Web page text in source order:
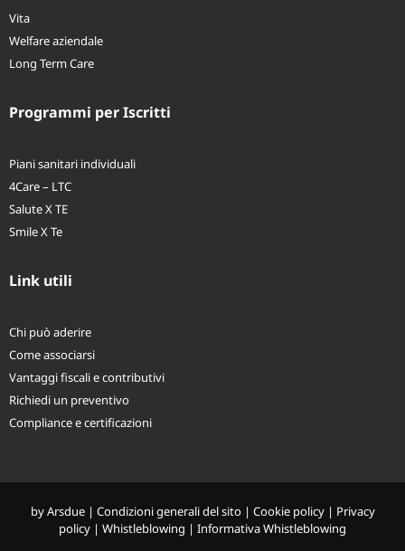
IPM
Vita
Welfare aziendale
Programmi per Iscritti
Piani sanitari individuali
4Care – LTC
Salute X TE
Chi può aderire
Come associarsi
Vantaggi fiscali e contributivi
Richiedi un preventivo
Arsdue|Condizioni generali del sito|Cookie policy|Privacy